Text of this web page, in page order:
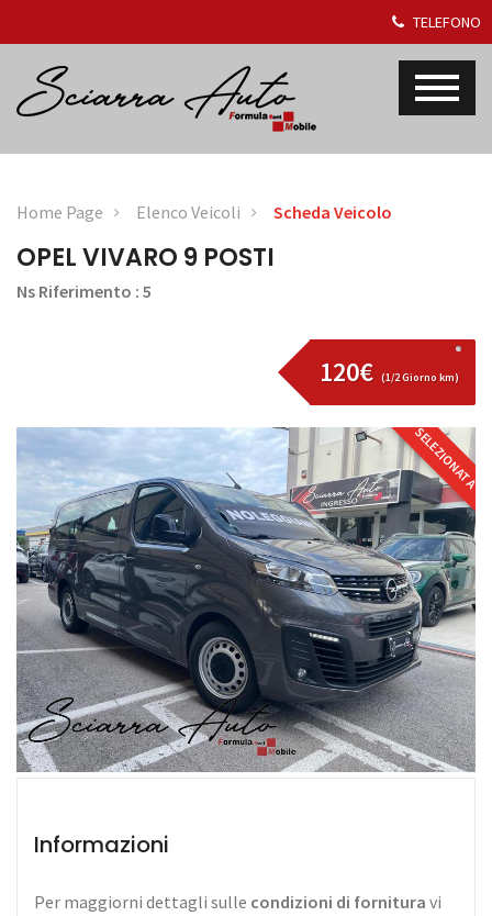
TELEFONO
Home Page Elenco Veicoli Scheda Veicolo
OPEL VIVARO 9 POSTI
Ns Riferimento : 5
120€ (1/2 Giorno km)
SELEZIONATA
Informazioni
Per maggiorni dettagli sulle condizioni di fornitura vi